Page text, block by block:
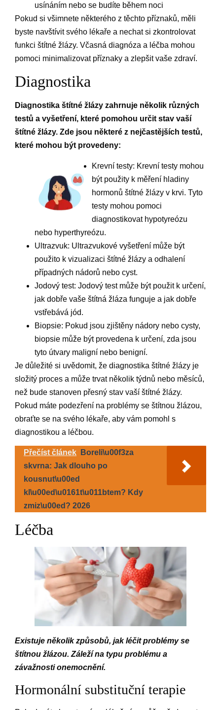
usínáním nebo se budíte během noci
Pokud si všimnete některého z těchto příznaků, měli
byste navštívit svého lékaře a nechat si zkontrolovat
funkci štítné žlázy. Včasná diagnóza a léčba mohou
pomoci minimalizovat příznaky a zlepšit vaše zdraví.
Diagnostika
Diagnostika štítné žlázy zahrnuje několik různých
testů a vyšetření, které pomohou určit stav vaší
štítné žlázy. Zde jsou některé z nejčastějších testů,
které mohou být provedeny:
Krevní testy: Krevní testy mohou
být použity k měření hladiny
hormonů štítné žlázy v krvi. Tyto
testy mohou pomoci
diagnostikovat hypotyreózu
nebo hyperthyreózu.
Ultrazvuk: Ultrazvukové vyšetření může být
použito k vizualizaci štítné žlázy a odhalení
případných nádorů nebo cyst.
Jodový test: Jodový test může být použit k určení,
jak dobře vaše štítná žláza funguje a jak dobře
vstřebává jód.
Biopsie: Pokud jsou zjištěny nádory nebo cysty,
biopsie může být provedena k určení, zda jsou
tyto útvary maligní nebo benigní.
Je důležité si uvědomit, že diagnostika štítné žlázy je
složitý proces a může trvat několik týdnů nebo měsíců,
než bude stanoven přesný stav vaší štítné žlázy.
Pokud máte podezření na problémy se štítnou žlázou,
obraťte se na svého lékaře, aby vám pomohl s
diagnostikou a léčbou.
Přečíst článek
Boreli\u00f3za
skvrna: Jak dlouho po
kousnut\u00ed
kl\u00ed\u0161t\u011btem? Kdy
zmiz\u00ed? 2026
Léčba
Existuje několik způsobů, jak léčit problémy se
štítnou žlázou. Záleží na typu problému a
závažnosti onemocnění.
Hormonální substituční terapie